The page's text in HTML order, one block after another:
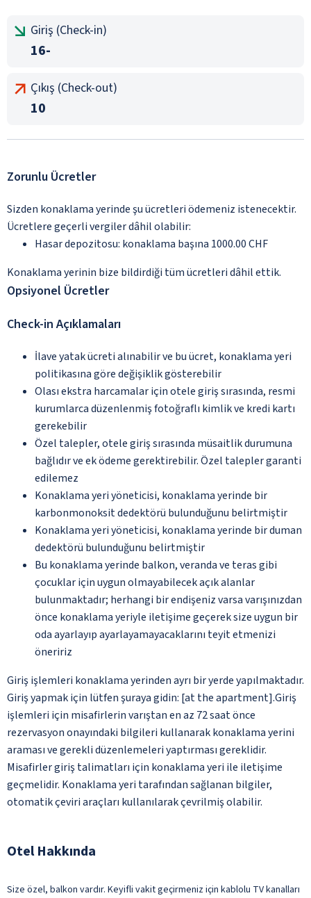
Giriş (Check-in)
16-
Çıkış (Check-out)
10
Zorunlu Ücretler
Sizden konaklama yerinde şu ücretleri ödemeniz istenecektir.
Ücretlere geçerli vergiler dâhil olabilir:
Hasar depozitosu: konaklama başına 1000.00 CHF
Konaklama yerinin bize bildirdiği tüm ücretleri dâhil ettik.
Opsiyonel Ücretler
Check-in Açıklamaları
İlave yatak ücreti alınabilir ve bu ücret, konaklama yeri
politikasına göre değişiklik gösterebilir
Olası ekstra harcamalar için otele giriş sırasında, resmi
kurumlarca düzenlenmiş fotoğraflı kimlik ve kredi kartı
gerekebilir
Özel talepler, otele giriş sırasında müsaitlik durumuna
bağlıdır ve ek ödeme gerektirebilir. Özel talepler garanti
edilemez
Konaklama yeri yöneticisi, konaklama yerinde bir
karbonmonoksit dedektörü bulunduğunu belirtmiştir
Konaklama yeri yöneticisi, konaklama yerinde bir duman
dedektörü bulunduğunu belirtmiştir
Bu konaklama yerinde balkon, veranda ve teras gibi
çocuklar için uygun olmayabilecek açık alanlar
bulunmaktadır; herhangi bir endişeniz varsa varışınızdan
önce konaklama yeriyle iletişime geçerek size uygun bir
oda ayarlayıp ayarlayamayacaklarını teyit etmenizi
öneririz
Giriş işlemleri konaklama yerinden ayrı bir yerde yapılmaktadır.
Giriş yapmak için lütfen şuraya gidin: [at the apartment].Giriş
işlemleri için misafirlerin varıştan en az 72 saat önce
rezervasyon onayındaki bilgileri kullanarak konaklama yerini
araması ve gerekli düzenlemeleri yaptırması gereklidir.
Misafirler giriş talimatları için konaklama yeri ile iletişime
geçmelidir. Konaklama yeri tarafından sağlanan bilgiler,
otomatik çeviri araçları kullanılarak çevrilmiş olabilir.
Otel Hakkında
Size özel, balkon vardır. Keyifli vakit geçirmeniz için kablolu TV kanalları